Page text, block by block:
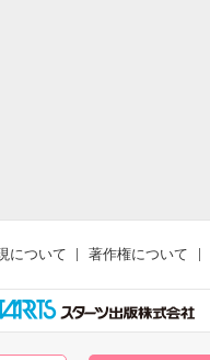
について 著作権について